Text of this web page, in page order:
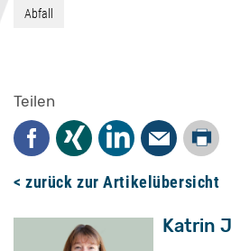
Abfall
Teilen
Facebook
Xing LinkedInMail
< zurück zur Artikelübersicht
Katrin